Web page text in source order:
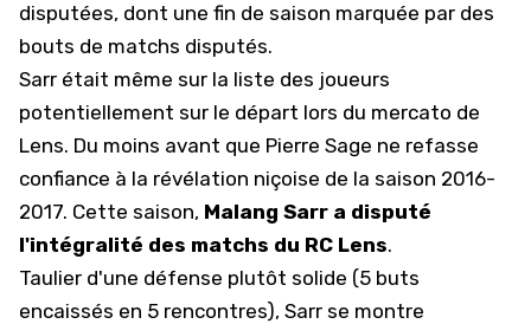
disputées, dont une fin de saison marquée par des
bouts de matchs disputés.
Sarr était même sur la liste des joueurs
potentiellement sur le départ lors du mercato de
Lens. Du moins avant que Pierre Sage ne refasse
confiance à la révélation niçoise de la saison 2016-
2017. Cette saison, Malang Sarr a disputé
l'intégralité des matchs du RC Lens.
Taulier d'une défense plutôt solide (5 buts
encaissés en 5 rencontres), Sarr se montre